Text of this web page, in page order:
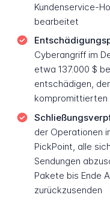
Kundenservice-
bearbeitet
Cyberangriff im
etwa 137.000 $
entschädigen,
kompromittierten
der Operationen
PickPoint, alle
Sendungen
Pakete bis Ende
zurückzusenden